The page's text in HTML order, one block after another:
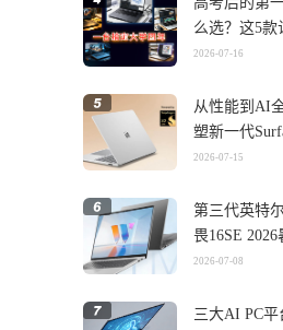
么选？这5款
位
2026-07-16
从性能到AI
塑新一代
2026-07-15
第三代英特
畏16SE
机搞定
2026-07-08
三大AI PC